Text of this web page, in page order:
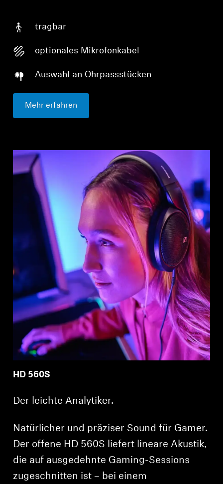
tragbar
optionales Mikrofonkabel
Auswahl an Ohrpassstücken
Mehr erfahren
HD 560S
Der leichte Analytiker.
Natürlicher und präziser Sound für Gamer.
Der offene HD 560S liefert lineare Akustik,
die auf ausgedehnte Gaming-Sessions
zugeschnitten ist – bei einem